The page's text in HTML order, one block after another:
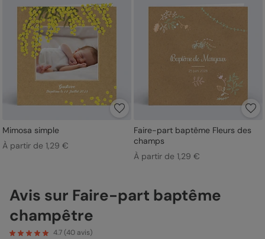
Mimosa simple
À partir de 1,29 €
Faire-part baptême Fleurs des
champs
À partir de 1,29 €
Avis sur Faire-part baptême
champêtre
4.7(40 avis)